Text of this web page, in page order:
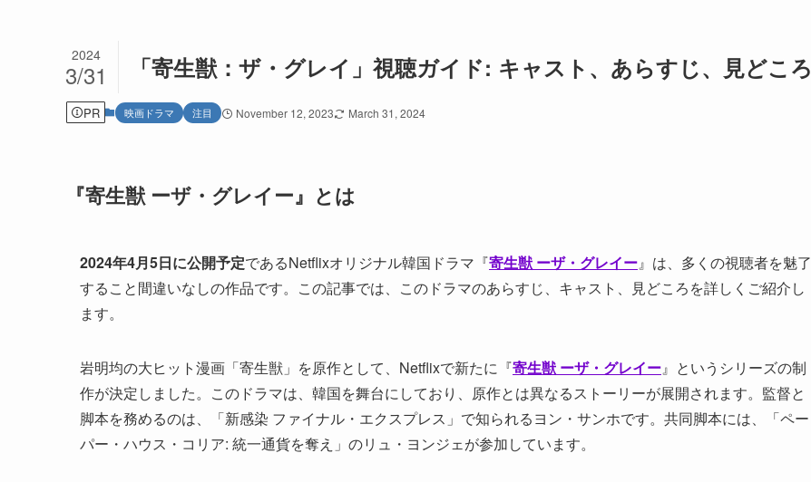
「寄生獣：ザ・グレイ」視聴ガイド: キャスト、あらすじ、見どころ
2024
3/31
PR 映画ドラマ 注目 November 12, 2023 March 31, 2024
『寄生獣 ーザ・グレイー』とは
2024年4月5日に公開予定であるNetflixオリジナル韓国ドラマ『寄生獣 ーザ・グレイー』は、多くの視聴者を魅了
すること間違いなしの作品です。この記事では、このドラマのあらすじ、キャスト、見どころを詳しくご紹介し
ます。
岩明均の大ヒット漫画「寄生獣」を原作として、Netflixで新たに『寄生獣 ーザ・グレイー』というシリーズの制
作が決定しました。このドラマは、韓国を舞台にしており、原作とは異なるストーリーが展開されます。監督と
脚本を務めるのは、「新感染 ファイナル・エクスプレス」で知られるヨン・サンホです。共同脚本には、「ペー
パー・ハウス・コリア: 統一通貨を奪え」のリュ・ヨンジェが参加しています。